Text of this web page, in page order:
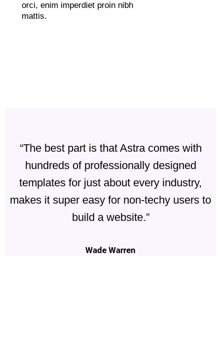
orci, enim imperdiet proin nibh
mattis.
“The best part is that Astra comes with
hundreds of professionally designed
templates for just about every industry,
makes it super easy for non-techy users to
build a website.”
Wade Warren